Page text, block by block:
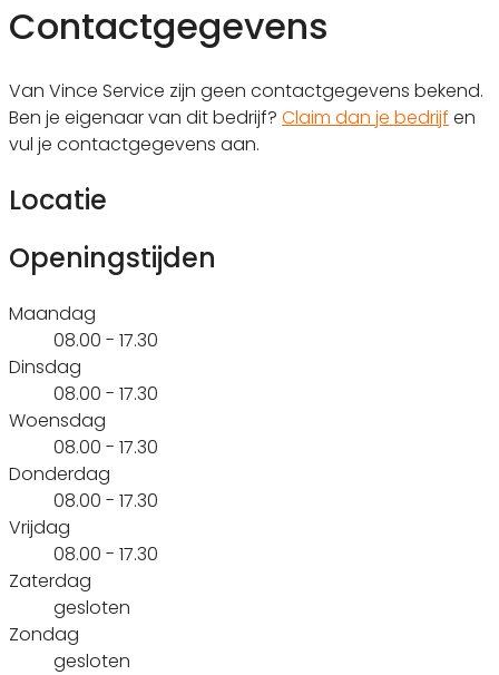
Contactgegevens
Van Vince Service zijn geen contactgegevens bekend.
Ben je eigenaar van dit bedrijf? Claim dan je bedrijf en
vul je contactgegevens aan.
Locatie
Openingstijden
Maandag
08.00 - 17.30
Dinsdag
08.00 - 17.30
Woensdag
08.00 - 17.30
Donderdag
08.00 - 17.30
Vrijdag
08.00 - 17.30
Zaterdag
gesloten
Zondag
gesloten